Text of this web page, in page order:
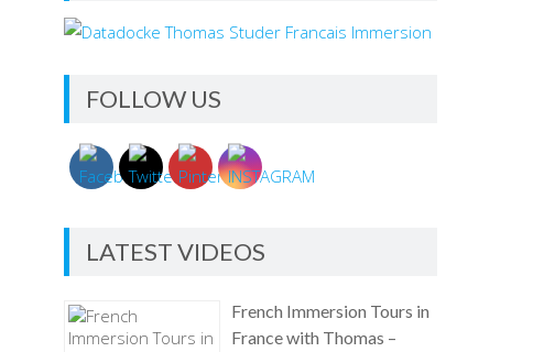
FOLLOW US
LATEST VIDEOS
French Immersion Tours in
France with Thomas –